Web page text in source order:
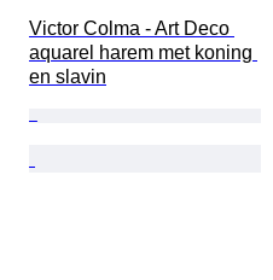
Victor Colma - Art Deco
aquarel harem met koning
en slavin